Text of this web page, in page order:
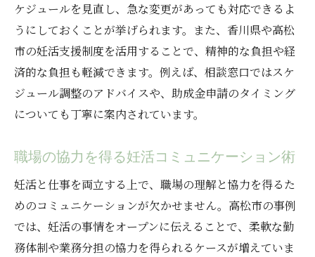
ケジュールを見直し、急な変更があっても対応できるよ
うにしておくことが挙げられます。また、香川県や高松
市の妊活支援制度を活用することで、精神的な負担や経
済的な負担も軽減できます。例えば、相談窓口ではスケ
ジュール調整のアドバイスや、助成金申請のタイミング
についても丁寧に案内されています。
職場の協力を得る妊活コミュニケーション術
妊活と仕事を両立する上で、職場の理解と協力を得るた
めのコミュニケーションが欠かせません。高松市の事例
では、妊活の事情をオープンに伝えることで、柔軟な勤
務体制や業務分担の協力を得られるケースが増えていま